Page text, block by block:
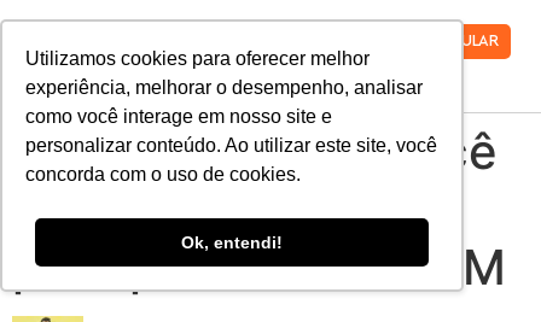
Utilizamos cookies para oferecer melhor
experiência, melhorar o desempenho, analisar
como você interage em nosso site e
personalizar conteúdo. Ao utilizar este site, você
concorda com o uso de cookies.
Ok, entendi!
VESTIBULAR
5 segredos que você
precisa conhecer
para passar no ENEM